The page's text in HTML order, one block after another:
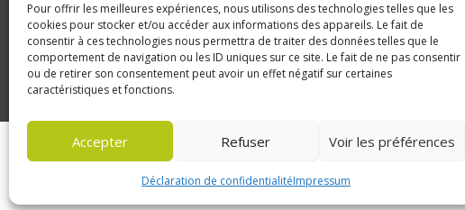
Pour offrir les meilleures expériences, nous utilisons des technologies telles que les
cookies pour stocker et/ou accéder aux informations des appareils. Le fait de
consentir à ces technologies nous permettra de traiter des données telles que le
comportement de navigation ou les ID uniques sur ce site. Le fait de ne pas consentir
ou de retirer son consentement peut avoir un effet négatif sur certaines
caractéristiques et fonctions.
Accepter Refuser Voir les préférences
Déclaration de confidentialitéImpressum
© Copyright 2023 GLDC
GLDC
Manutention